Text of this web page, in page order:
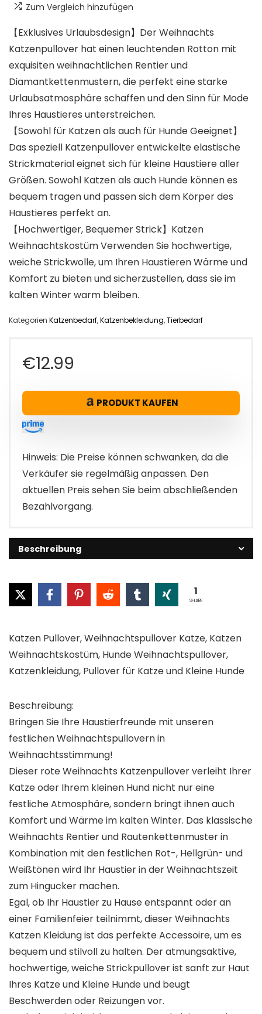
Zum Vergleich hinzufügen
【Exklusives Urlaubsdesign】Der Weihnachts
Katzenpullover hat einen leuchtenden Rotton mit
exquisiten weihnachtlichen Rentier und
Diamantkettenmustern, die perfekt eine starke
Urlaubsatmosphäre schaffen und den Sinn für Mode
Ihres Haustieres unterstreichen.
【Sowohl für Katzen als auch für Hunde Geeignet】
Das speziell Katzenpullover entwickelte elastische
Strickmaterial eignet sich für kleine Haustiere aller
Größen. Sowohl Katzen als auch Hunde können es
bequem tragen und passen sich dem Körper des
Haustieres perfekt an.
【Hochwertiger, Bequemer Strick】Katzen
Weihnachtskostüm Verwenden Sie hochwertige,
weiche Strickwolle, um Ihren Haustieren Wärme und
Komfort zu bieten und sicherzustellen, dass sie im
kalten Winter warm bleiben.
Kategorien Katzenbedarf,Katzenbekleidung,Tierbedarf
€12.99
PRODUKT KAUFEN
Hinweis: Die Preise können schwanken, da die
Verkäufer sie regelmäßig anpassen. Den
aktuellen Preis sehen Sie beim abschließenden
Bezahlvorgang.
Beschreibung
1
SHARE
Katzen Pullover, Weihnachtspullover Katze, Katzen
Weihnachtskostüm, Hunde Weihnachtspullover,
Katzenkleidung, Pullover für Katze und Kleine Hunde
Beschreibung:
Bringen Sie Ihre Haustierfreunde mit unseren
festlichen Weihnachtspullovern in
Weihnachtsstimmung!
Dieser rote Weihnachts Katzenpullover verleiht Ihrer
Katze oder Ihrem kleinen Hund nicht nur eine
festliche Atmosphäre, sondern bringt ihnen auch
Komfort und Wärme im kalten Winter. Das klassische
Weihnachts Rentier und Rautenkettenmuster in
Kombination mit den festlichen Rot-, Hellgrün- und
Weißtönen wird Ihr Haustier in der Weihnachtszeit
zum Hingucker machen.
Egal, ob Ihr Haustier zu Hause entspannt oder an
einer Familienfeier teilnimmt, dieser Weihnachts
Katzen Kleidung ist das perfekte Accessoire, um es
bequem und stilvoll zu halten. Der atmungsaktive,
hochwertige, weiche Strickpullover ist sanft zur Haut
Ihres Katze und Kleine Hunde und beugt
Beschwerden oder Reizungen vor.